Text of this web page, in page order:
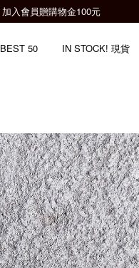
BEST 50 IN STOCK! 現貨